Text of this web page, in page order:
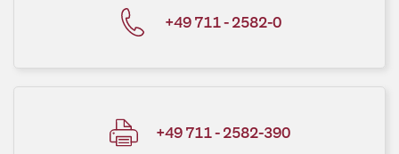
+49 711 - 2582-0
+49 711 - 2582-390